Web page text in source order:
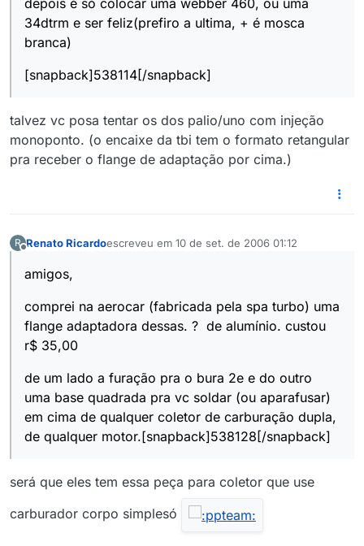
depois é só colocar uma webber 460, ou uma
34dtrm e ser feliz(prefiro a ultima, + é mosca
branca)
[snapback]538114[/snapback]
talvez vc posa tentar os dos palio/uno com injeção
monoponto. (o encaixe da tbi tem o formato retangular
pra receber o flange de adaptação por cima.)
R Renato Ricardoescreveu em 10 de set. de 2006 01:12
última edição por
amigos,
comprei na aerocar (fabricada pela spa turbo) uma
flange adaptadora dessas. ? de alumínio. custou
r$ 35,00
de um lado a furação pra o bura 2e e do outro
uma base quadrada pra vc soldar (ou aparafusar)
em cima de qualquer coletor de carburação dupla,
de qualquer motor.[snapback]538128[/snapback]
será que eles tem essa peça para coletor que use
carburador corpo simplesó